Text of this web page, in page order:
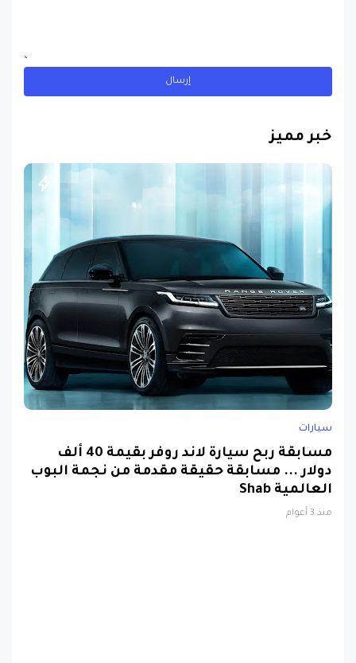
خبر مميز
سيارات
مسابقة ربح سيارة لاند روفر بقيمة 40 ألف
دولار ... مسابقة حقيقة مقدمة من نجمة البوب
العالمية Shab
منذ 3 أعوام